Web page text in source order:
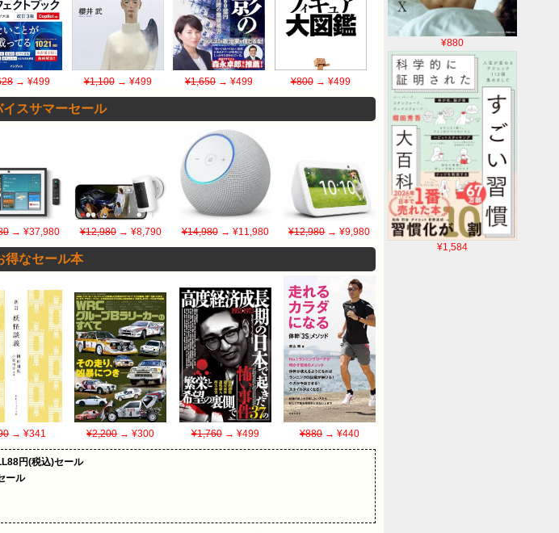
¥880
¥1,584
→ ¥499 ¥1,100→ ¥499 ¥1,650 → ¥499 ¥800→ ¥499
スサマーセール
→ ¥37,980 ¥12,980→ ¥8,790 ¥14,980→ ¥11,980 ¥12,980→ ¥9,980
得なセール本
→ ¥341 ¥2,200→ ¥300 ¥1,760→ ¥499 ¥880→ ¥440
円(税込)セール
ール